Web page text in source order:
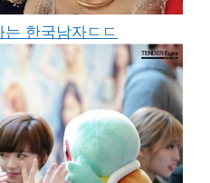
한국남자ㄷㄷ